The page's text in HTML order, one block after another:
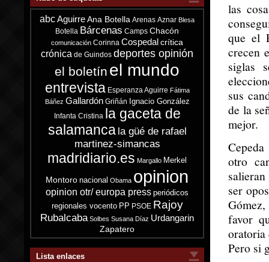
abcAguirre Ana Botella Arenas Aznar Blesa
Botella Bárcenas Camps Chacón
comunicación Corinna Cospedal crítica
crónica de Guindos deportes opinión
el boletín el mundo
entrevista Esperanza Aguirre Fátima
Báñez Gallardón Griñán Ignacio González
Infanta Cristina la gaceta de
salamanca la güé de rafael
martinez-simancas
madridiario.es Margallo Merkel
Montoro nacional Obama opinion
opinion otr/ europa press periódicos
regionales vocento PP PSOE Rajoy
Rubalcaba Solbes Susana Díaz Urdangarin
Zapatero
Lista enlaces
las
que el
crecen
siglas
sus
de la
mejor.
otro
ser
favor
oratoria
Pero si